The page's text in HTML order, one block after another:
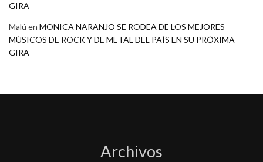
GIRA
Malú en MONICA NARANJO SE RODEA DE LOS MEJORES
MÚSICOS DE ROCK Y DE METAL DEL PAÍS EN SU PRÓXIMA
GIRA
Archivos